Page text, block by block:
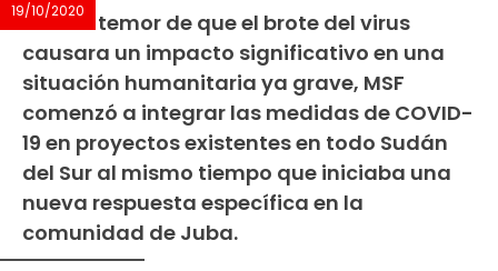
19/10/2020
Ante el temor de que el brote del virus
causara un impacto significativo en una
situación humanitaria ya grave, MSF
comenzó a integrar las medidas de COVID-
19 en proyectos existentes en todo Sudán
del Sur al mismo tiempo que iniciaba una
nueva respuesta específica en la
comunidad de Juba.